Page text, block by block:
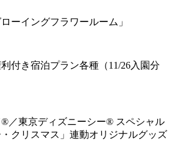
ーイングフラワールーム」
付き宿泊プラン各種（11/26入園分
／東京ディズニーシー® スペシャル
クリスマス」連動オリジナルグッズ